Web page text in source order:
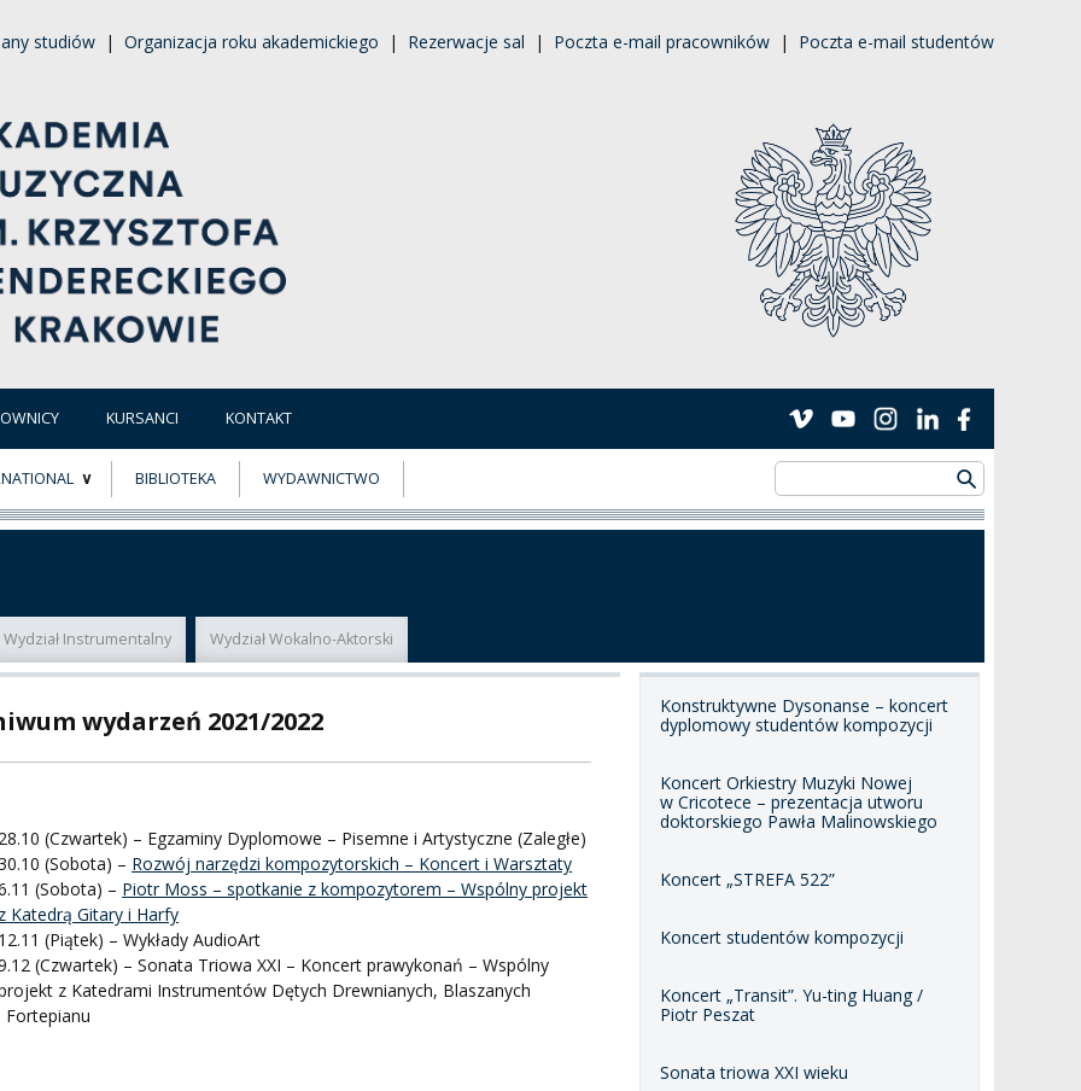
studiów | Organizacja roku akademickiego | Rezerwacje sal | Poczta e-mail pracowników | Poczta e-mail studentów
KURSANCI KONTAKT
BIBLIOTEKA WYDAWNICTWO
Wydział Instrumentalny Wydział Wokalno-Aktorski
Konstruktywne Dysonanse – koncert
dyplomowy studentów kompozycji
Koncert Orkiestry Muzyki Nowej
w Cricotece – prezentacja utworu
doktorskiego Pawła Malinowskiego
Koncert „STREFA 522”
Koncert studentów kompozycji
Koncert „Transit”. Yu-ting Huang /
Piotr Peszat
Sonata triowa XXI wieku
wydarzeń 2021/2022
28.10 (Czwartek) – Egzaminy Dyplomowe – Pisemne i Artystyczne (Zaległe)
(Sobota) – Rozwój narzędzi kompozytorskich – Koncert i Warsztaty
(Sobota) – Piotr Moss – spotkanie z kompozytorem – Wspólny projekt
z Katedrą Gitary i Harfy
12.11 (Piątek) – Wykłady AudioArt
(Czwartek) – Sonata Triowa XXI – Koncert prawykonań – Wspólny
z Katedrami Instrumentów Dętych Drewnianych, Blaszanych
Fortepianu